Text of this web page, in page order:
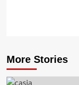
More Stories